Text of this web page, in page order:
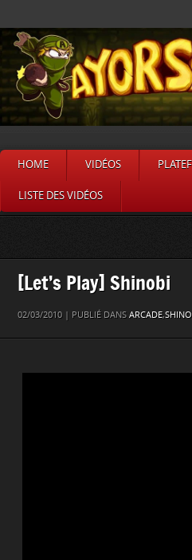
HOME VIDÉOS
LISTE DES VIDÉOS
[Let’s Play] Shinobi
02/03/2010 | PUBLIÉ DANS ARCADE,